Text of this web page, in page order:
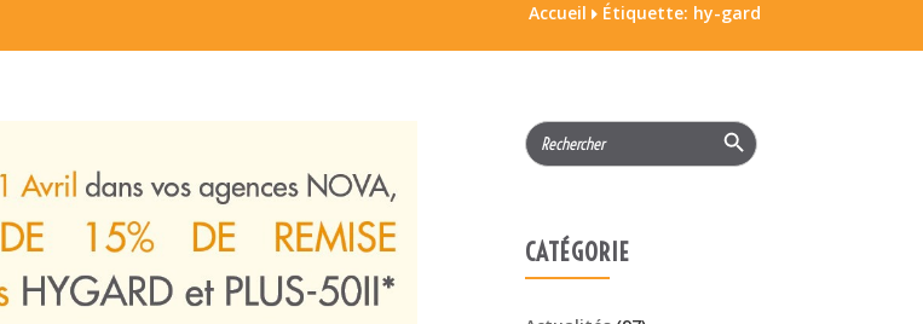
Accueil  Étiquette: hy-gard
Search
for:
Search Button
CATÉGORIE